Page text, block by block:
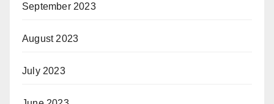
September 2023
August 2023
July 2023